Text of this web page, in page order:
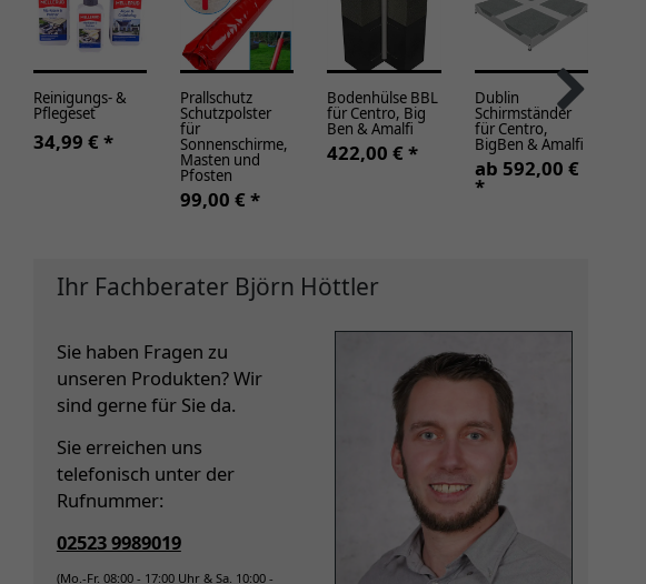
Reinigungs- &
Pflegeset
34,99 € *
Prallschutz
Schutzpolster
für
Sonnenschirme,
Masten und
Pfosten
99,00 € *
Bodenhülse BBL
für Centro, Big
Ben & Amalfi
422,00 € *
Dublin
Schirmständer
für Centro,
BigBen & Amalfi
ab 592,00 €
*
Ihr Fachberater Björn Höttler
Sie haben Fragen zu
unseren Produkten? Wir
sind gerne für Sie da.
Sie erreichen uns
telefonisch unter der
Rufnummer:
02523 9989019
(Mo.-Fr. 08:00 - 17:00 Uhr & Sa. 10:00 -